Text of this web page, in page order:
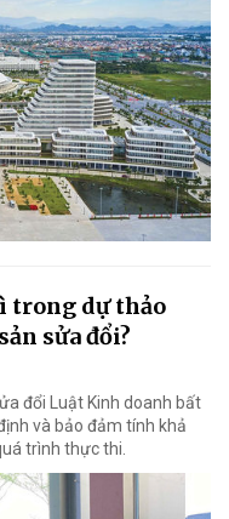
trong dự thảo
sửa đổi?
đổi Luật Kinh doanh bất
và bảo đảm tính khả
trình thực thi.